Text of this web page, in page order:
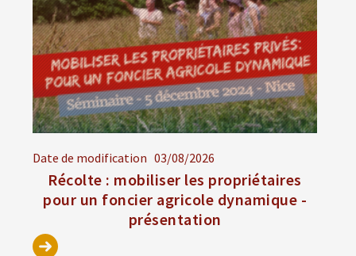
Date de modification 03/08/2026
Récolte : mobiliser les propriétaires
pour un foncier agricole dynamique -
présentation